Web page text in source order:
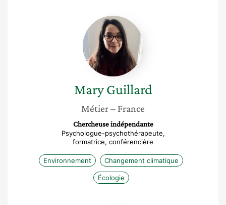
Mary
Guillard
Mary Guillard
Métier– France
Chercheuse indépendante
Psychologue-psychothérapeute,
formatrice, conférencière
Environnement Changement climatique
Écologie